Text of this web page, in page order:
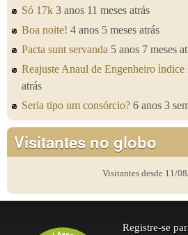
Só 17k 3 anos 11 meses atrás
Boa noite! 4 anos 5 meses atrás
Pacta sunt servanda 5 anos 7 meses
Reajuste Anaul de Engenheiro
atrás
Seria tipo um consórcio? 6 anos 3
Visitantes no globo
Visitantes desde 11/
Registre-se